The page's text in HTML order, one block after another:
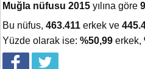
Muğla nüfusu 2015 yılına göre
Bu nüfus, 463.411 erkek ve
Yüzde olarak ise: %50,99 erkek,